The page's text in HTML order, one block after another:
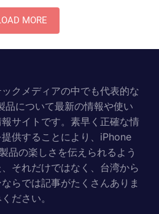
MORE
クメディアの中でも代表的な
について最新の情報や使い
サイトです。素早く正確な情
供することにより、iPhone
品の楽しさを伝えられるよう
それだけではなく、台湾から
らでは記事がたくさんありま
ださい。